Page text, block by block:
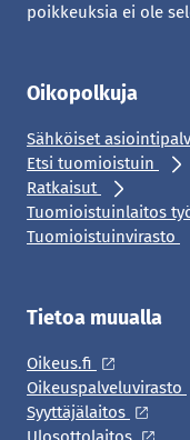
poikkeuksia ei ole
Oikopolkuja
Sähköiset
Etsi tuomioistuin
Ratkaisut
Tuomioistuinlaitos
Tuomioistuinvirasto
Tietoa muualla
Oikeus.fi
Oikeuspalveluvirasto
Syyttäjälaitos